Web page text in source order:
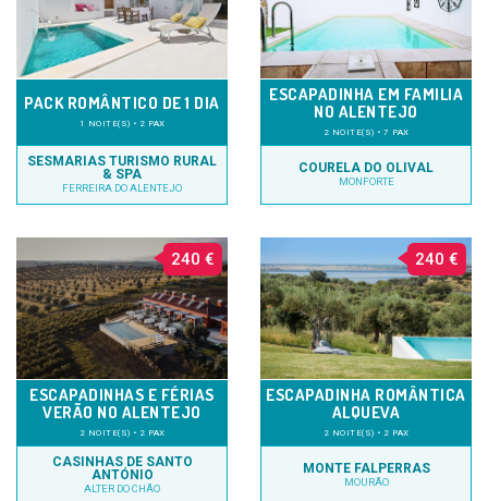
PACK ROMÂNTICO DE 1 DIA
1 NOITE(S) • 2 PAX
SESMARIAS TURISMO RURAL
& SPA
FERREIRA DO ALENTEJO
ESCAPADINHA EM FAMILIA
NO ALENTEJO
2 NOITE(S) • 7 PAX
COURELA DO OLIVAL
MONFORTE
240 €
ESCAPADINHAS E FÉRIAS
VERÃO NO ALENTEJO
2 NOITE(S) • 2 PAX
CASINHAS DE SANTO
ANTÓNIO
ALTER DO CHÃO
240 €
ESCAPADINHA ROMÂNTICA
ALQUEVA
2 NOITE(S) • 2 PAX
MONTE FALPERRAS
MOURÃO